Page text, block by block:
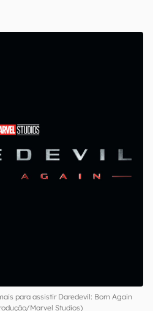
para assistir Daredevil: Born Again
Marvel Studios)